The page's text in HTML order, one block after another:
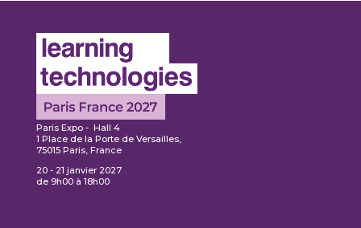
Paris Expo - Hall 4
1 Place de la Porte de Versailles,
75015 Paris, France
20 - 21 janvier 2027
de 9h00 à 18h00